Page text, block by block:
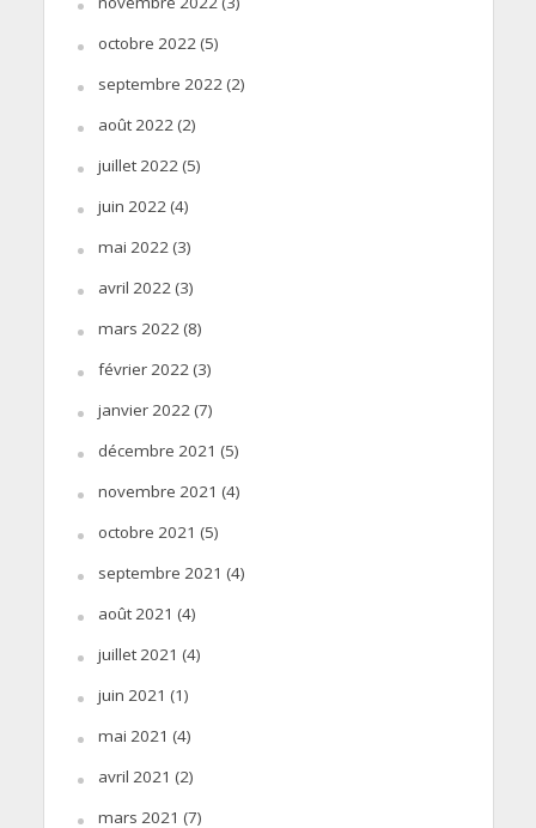
octobre 2022 (5)
septembre 2022 (2)
août 2022 (2)
juillet 2022 (5)
juin 2022 (4)
mai 2022 (3)
avril 2022 (3)
mars 2022 (8)
février 2022 (3)
janvier 2022 (7)
décembre 2021 (5)
novembre 2021 (4)
octobre 2021 (5)
septembre 2021 (4)
août 2021 (4)
juillet 2021 (4)
juin 2021 (1)
mai 2021 (4)
avril 2021 (2)
mars 2021 (7)